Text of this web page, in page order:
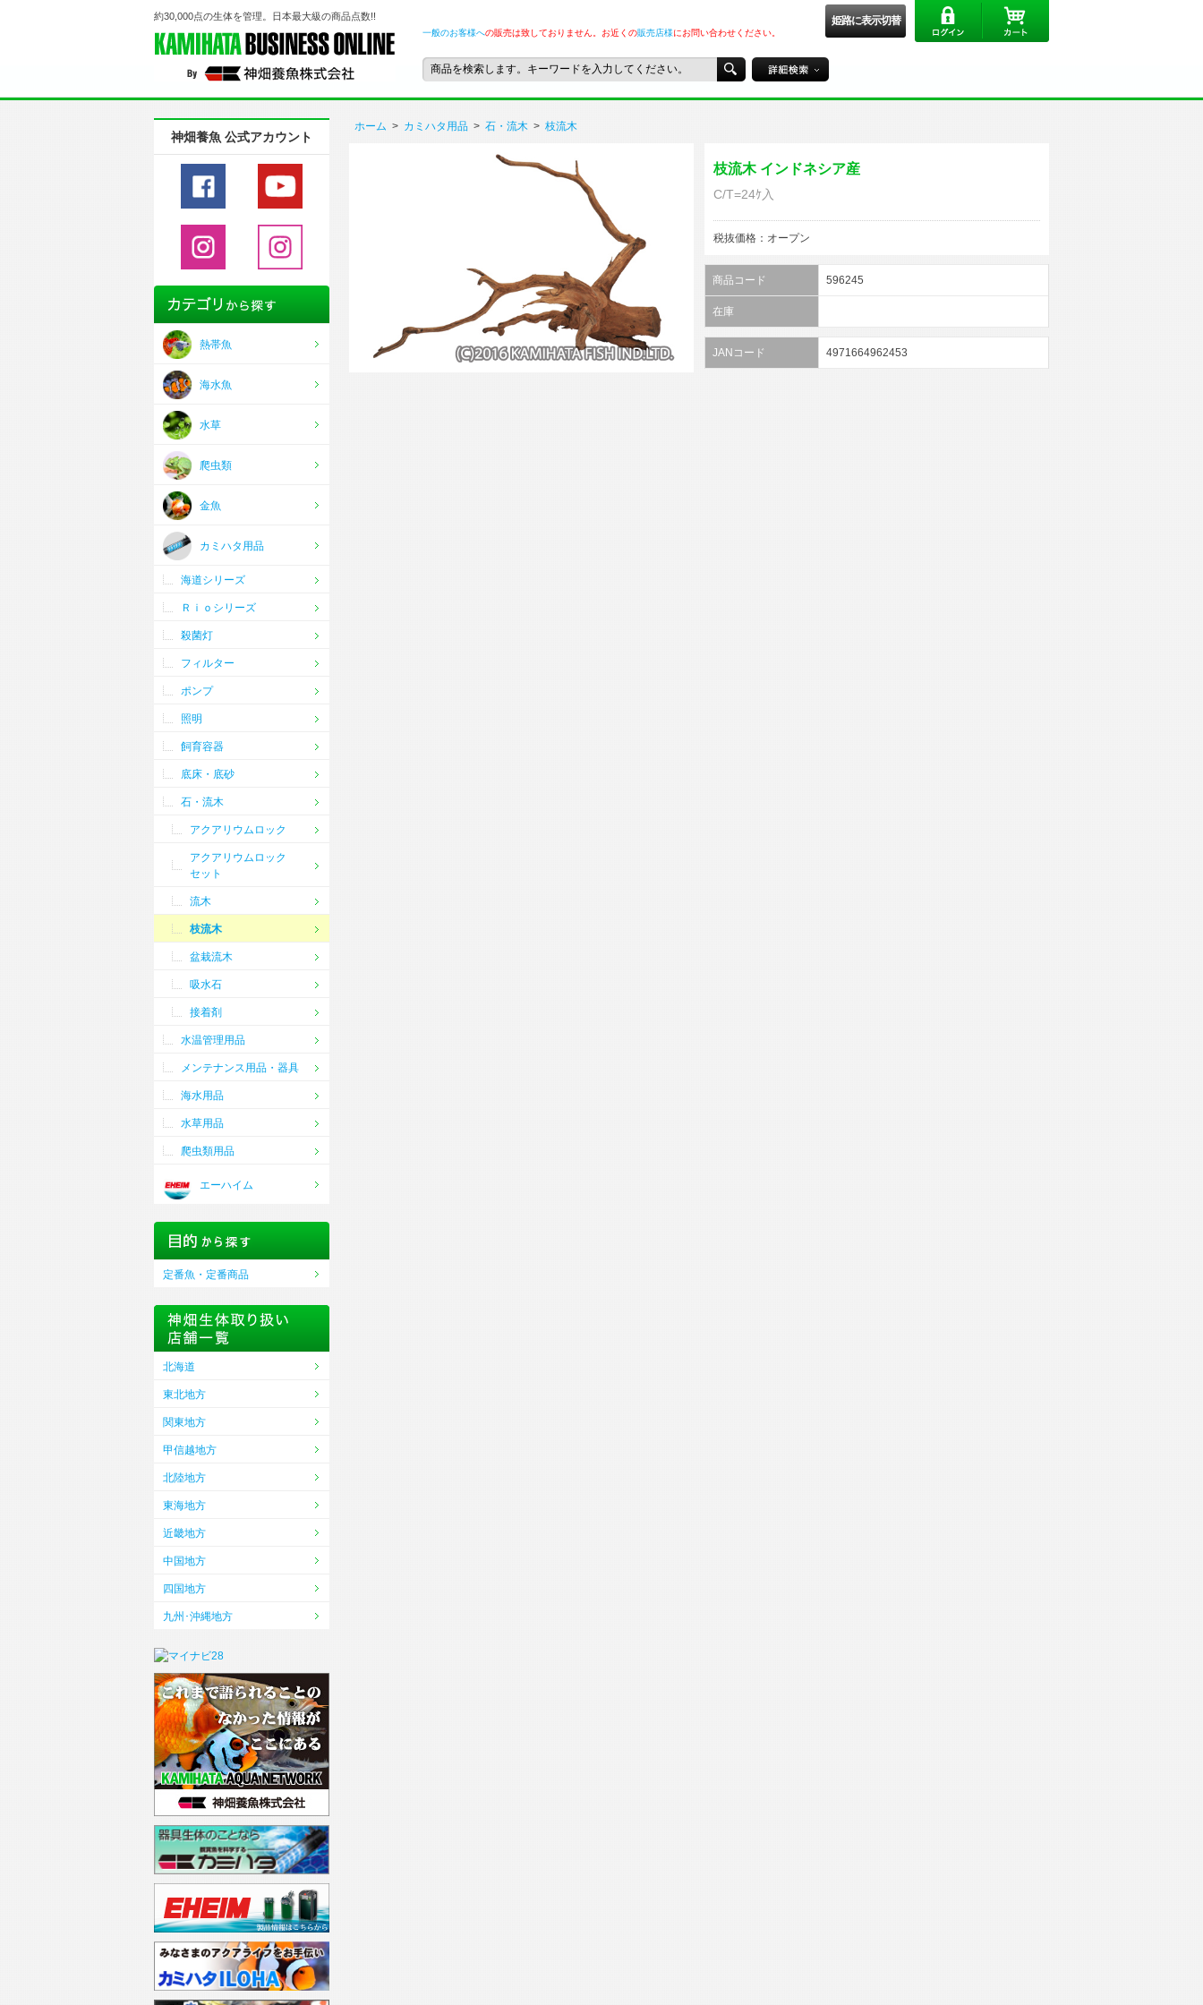
約30,000点の生体を管理。日本最大級の商品点数!! 姫路に表示切替
一般のお客様への販売は致しておりません。お近くの販売店様にお問い合わせください。
ホーム > カミハタ用品 > 石・流木 > 枝流木
枝流木 インドネシア産
C/T=24ｹ入
税抜価格：オープン
商品コード 596245
在庫
JANコード 4971664962453
神畑養魚 公式アカウント
熱帯魚
海水魚
水草
爬虫類
金魚
カミハタ用品
海道シリーズ
Ｒｉｏシリーズ
殺菌灯
フィルター
ポンプ
照明
飼育容器
底床・底砂
石・流木
アクアリウムロック
アクアリウムロック
セット
流木
枝流木
盆栽流木
吸水石
接着剤
水温管理用品
メンテナンス用品・器具
海水用品
水草用品
爬虫類用品
エーハイム
定番魚・定番商品
北海道
東北地方
関東地方
甲信越地方
北陸地方
東海地方
近畿地方
中国地方
四国地方
九州･沖縄地方